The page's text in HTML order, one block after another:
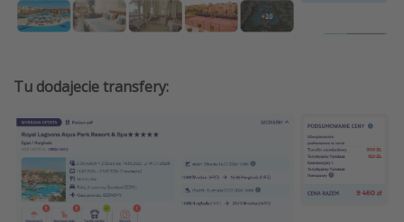
Tu dodajecie transfery: